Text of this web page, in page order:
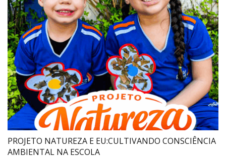
PROJETO NATUREZA E EU:CULTIVANDO CONSCIÊNCIA
AMBIENTAL NA ESCOLA